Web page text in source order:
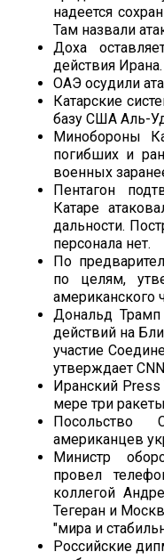
надеется
Там назвали
Доха
действия Ирана.
ОАЭ осудили
Катарские
базу США Аль-
Минобороны
погибших и
военных
Пентагон
Катаре
дальности.
персонала нет.
По
по целям,
американского
Дональд
действий на
участие
утверждает
Иранский
мере три
американцев
Министр
провел
коллегой
Тегеран и
"мира и
Российские